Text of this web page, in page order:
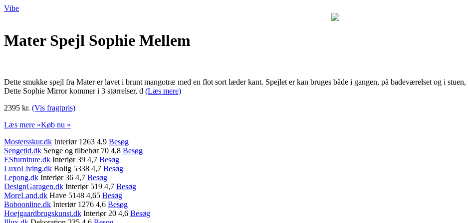
Vibe
Mater Spejl Sophie Mellem
Dette smukke spejl fra Mater er lavet i brunt mangotræ med en flot sort læder kant. Spejlet er kan bruges både i gangen, på badeværelset og i
Dette Sophie Mirror kommer i 3 størrelser, d (Læs mere)
2395 kr. (Vis fragtpris)
Læs mere »Køb nu »
Mostersskur.dk Interiør 1263 4,9 Besøg
Sengetid.dk Senge og tilbehør 70 4,8 Besøg
ESfurniture.dk Interiør 39 4,7 Besøg
LuxoLiving.dk Bolig 5338 4,7 Besøg
Lepong.dk Interiør 36 4,7 Besøg
DesignGaragen.dk Interiør 519 4,7 Besøg
MoreLand.dk Have 5148 4,65 Besøg
Boboonline.dk Interiør 1276 4,6 Besøg
Hoejgaardbrugskunst.dk Interiør 20 4,6 Besøg